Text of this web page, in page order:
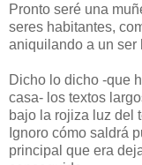
Pronto seré una
seres habitantes,
aniquilando a un ser
Dicho lo dicho -que
casa- los textos
bajo la rojiza luz del
Ignoro cómo saldrá
principal que era